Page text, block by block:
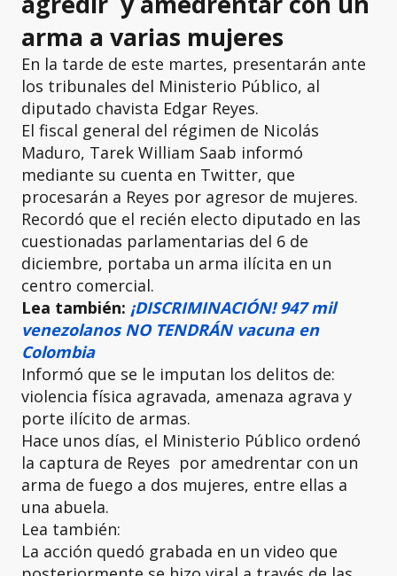
arma a varias mujeres
En la tarde de este martes, presentarán ante
los tribunales del Ministerio Público, al
diputado chavista Edgar Reyes.
El fiscal general del régimen de Nicolás
Maduro, Tarek William Saab informó
mediante su cuenta en Twitter, que
procesarán a Reyes por agresor de mujeres.
Recordó que el recién electo diputado en las
cuestionadas parlamentarias del 6 de
diciembre, portaba un arma ilícita en un
centro comercial.
Lea también: ¡DISCRIMINACIÓN! 947 mil
venezolanos NO TENDRÁN vacuna en
Colombia
Informó que se le imputan los delitos de:
violencia física agravada, amenaza agrava y
porte ilícito de armas.
Hace unos días, el Ministerio Público ordenó
la captura de Reyes por amedrentar con un
arma de fuego a dos mujeres, entre ellas a
una abuela.
Lea también:
La acción quedó grabada en un video que